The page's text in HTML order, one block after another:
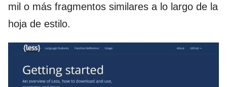
mil o más fragmentos similares a lo largo de la
hoja de estilo.